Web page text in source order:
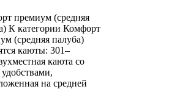
премиум (средняя
К категории Комфорт
(средняя палуба)
каюты: 301–
каюта со
на средней